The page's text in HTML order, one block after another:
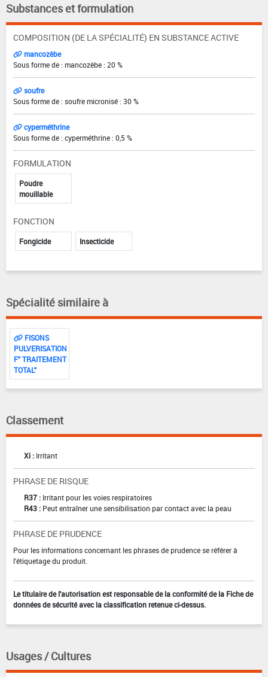
Substances et formulation
COMPOSITION (DE LA SPÉCIALITÉ) EN SUBSTANCE ACTIVE
mancozèbe
Sous forme de : mancozèbe : 20 %
soufre
Sous forme de : soufre micronisé : 30 %
cyperméthrine
Sous forme de : cyperméthrine : 0,5 %
FORMULATION
Poudre
mouillable
FONCTION
Fongicide Insecticide
Spécialité similaire à
FISONS
PULVERISATION
F" TRAITEMENT
TOTAL"
Classement
Xi : Irritant
PHRASE DE RISQUE
R37 : Irritant pour les voies respiratoires
R43 : Peut entraîner une sensibilisation par contact avec la peau
PHRASE DE PRUDENCE
Pour les informations concernant les phrases de prudence se référer à
l'étiquetage du produit.
Le titulaire de l'autorisation est responsable de la conformité de la Fiche de
données de sécurité avec la classification retenue ci-dessus.
Usages / Cultures